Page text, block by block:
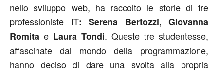
nello sviluppo web, ha raccolto le storie di tre
professioniste IT: Serena Bertozzi, Giovanna
Romita e Laura Tondi. Queste tre studentesse,
affascinate dal mondo della programmazione,
hanno deciso di dare una svolta alla propria